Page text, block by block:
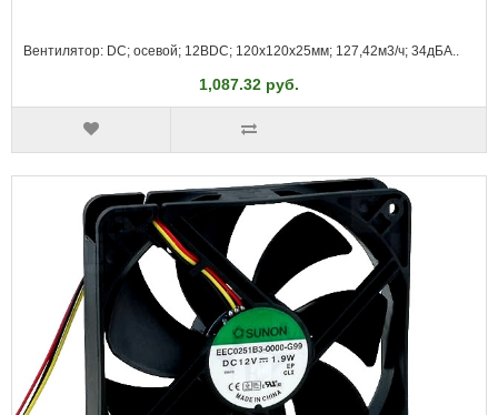
Вентилятор: DC; осевой; 12ВDC; 120x120x25мм; 127,42м3/ч; 34дБА..
1,087.32 руб.